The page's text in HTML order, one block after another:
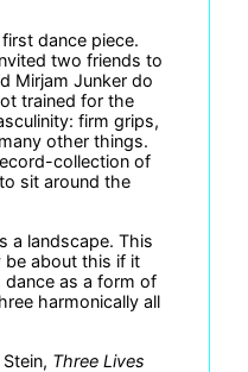
dance piece.
two friends to
Mirjam Junker do
trained for the
firm grips,
other things.
collection of
sit around the
a landscape. This
be about this if it
dance as a form of
harmonically all
Three Lives